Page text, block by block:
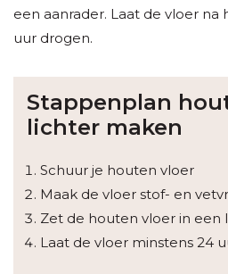
een aanrader. Laat de vloer na
uur drogen.
Stappenplan
lichter maken
Schuur je houten vloer
Maak de vloer stof- en
Zet de houten vloer in een
Laat de vloer minstens 24